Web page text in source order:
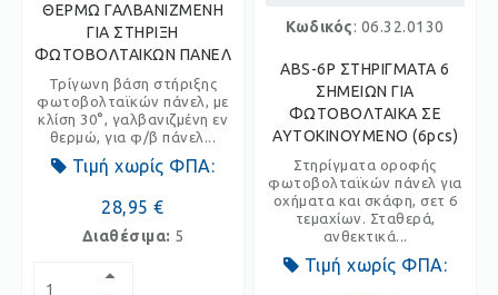
ΘΕΡΜΩ ΓΑΛΒΑΝΙΖΜΕΝΗ
ΓΙΑ ΣΤΗΡΙΞΗ
ΦΩΤΟΒΟΛΤΑΙΚΩΝ ΠΑΝΕΛ
Τρίγωνη βάση στήριξης
φωτοβολταϊκών πάνελ, με
κλίση 30°, γαλβανιζμένη εν
θερμώ, για φ/β πάνελ...
Τιμή χωρίς ΦΠΑ:
28,95 €
Διαθέσιμα: 5
Κωδικός: 06.32.0130
ABS-6P ΣΤΗΡΙΓΜΑΤΑ 6
ΣΗΜΕΙΩΝ ΓΙΑ
ΦΩΤΟΒΟΛΤΑΙΚΑ ΣΕ
ΑΥΤΟΚΙΝΟΥΜΕΝΟ (6pcs)
Στηρίγματα οροφής
φωτοβολταϊκών πάνελ για
οχήματα και σκάφη, σετ 6
τεμαχίων. Σταθερά,
ανθεκτικά...
Τιμή χωρίς ΦΠΑ: